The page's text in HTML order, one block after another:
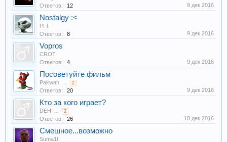
Ответов:
12 9 дек 2016
Nostalgy :<
PFF
Ответов:
8 9 дек 2016
Vopros
CROT
Ответов:
4 9 дек 2016
Посоветуйте фильм
Pakwan ... 2
Ответов: 20 9 дек 2016
Кто за кого играет?
DEH ... 2
Ответов: 26 10 дек 2016
Смешное...возможно
Suma1l